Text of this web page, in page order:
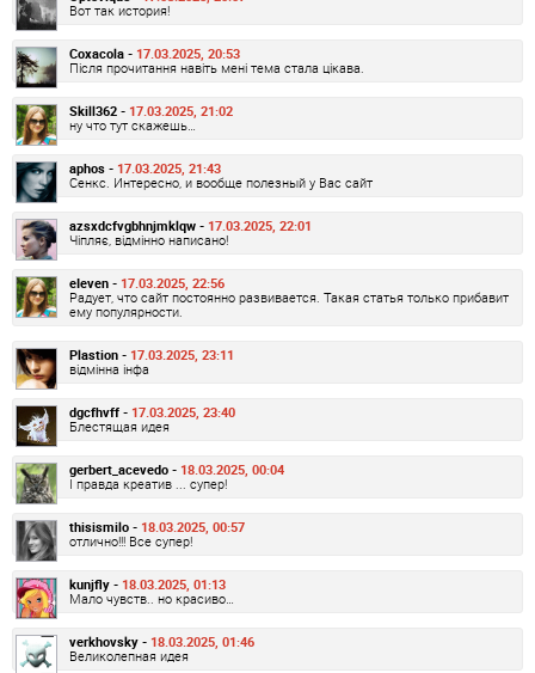
Вот так история!
Coxacola - 17.03.2025, 20:53
Після прочитання навіть мені тема стала цікава.
Skill362 - 17.03.2025, 21:02
ну что тут скажешь…
aphos - 17.03.2025, 21:43
Сенкс. Интересно, и вообще полезный у Вас сайт
azsxdcfvgbhnjmklqw - 17.03.2025, 22:01
Чіпляє, відмінно написано!
eIeven - 17.03.2025, 22:56
Радует, что сайт постоянно развивается. Такая статья только прибавит
ему популярности.
Plastion - 17.03.2025, 23:11
відмінна інфа
dgcfhvff - 17.03.2025, 23:40
Блестящая идея
gerbert_acevedo - 18.03.2025, 00:04
І правда креатив ... супер!
thisismilo - 18.03.2025, 00:57
отлично!!! Все супер!
kunjfly - 18.03.2025, 01:13
Мало чувств.. но красиво…
verkhovsky - 18.03.2025, 01:46
Великолепная идея